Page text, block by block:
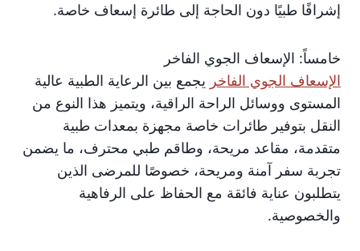
إشرافًا طبيًا دون الحاجة إلى طائرة إسعاف خاصة.
خامساً: الإسعاف الجوي الفاخر
الإسعاف الجوي الفاخر يجمع بين الرعاية الطبية عالية
المستوى ووسائل الراحة الراقية، ويتميز هذا النوع من
النقل بتوفير طائرات خاصة مجهزة بمعدات طبية
متقدمة، مقاعد مريحة، وطاقم طبي محترف، ما يضمن
تجربة سفر آمنة ومريحة، خصوصًا للمرضى الذين
يتطلبون عناية فائقة مع الحفاظ على الرفاهية
والخصوصية.